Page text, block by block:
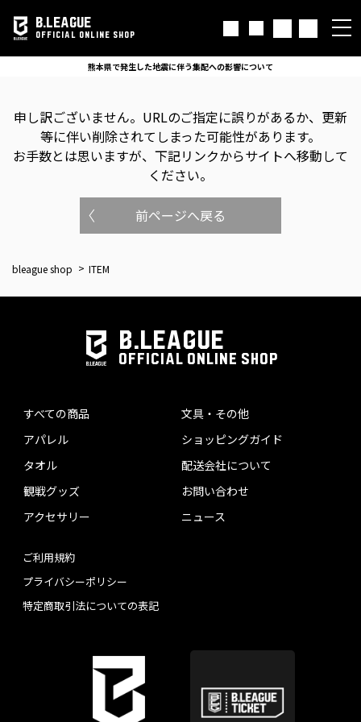
B.LEAGUE
OFFICIAL ONLINE SHOP
熊本県で発生した地震に伴う集配への影響について
申し訳ございません。 URLのご指定に誤りがあるか、更新
等に伴い削除されてしまった可能性があります。
お手数とは思いますが、下記リンクからサイトへ移動して
ください。
前ページへ戻る
bleague shop ITEM
B.LEAGUE
OFFICIAL ONLINE SHOP
すべての商品
アパレル
タオル
観戦グッズ
アクセサリー
文具・その他
ショッピングガイド
配送会社について
お問い合わせ
ニュース
ご利用規約
プライバシーポリシー
特定商取引法についての表記